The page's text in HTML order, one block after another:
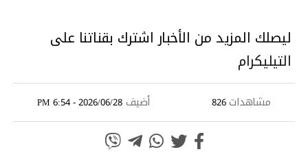
ليصلك المزيد من الأخبار اشترك بقناتنا على
التيليكرام
مشاهدات826 أضيف 2026/06/28 - 6:54 PM